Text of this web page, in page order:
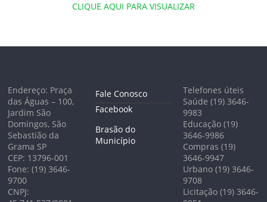
CLIQUE AQUI PARA VISUALIZAR
Endereço: Praça
das Águas – 100,
Jardim São
Domingos, São
Sebastião da
Grama SP
CEP: 13796-001
Fone: (19) 3646-
9700
CNPJ:
Fale Conosco
Facebook
Brasão do
Município
Telefones úteis
Saúde (19) 3646-
9983
Educação (19)
3646-9986
Compras (19)
3646-9947
Urbano (19) 3646-
9708
Licitação (19) 3646-